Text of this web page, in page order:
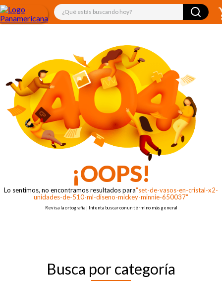
¿Qué estás buscando hoy?
¡OOPS!
Lo sentimos, no encontramos resultados para"set-de-vasos-en-cristal-x2-
unidades-de-510-ml-diseno-mickey-minnie-650037"
Revisa la ortografía | Intenta buscar con un término más general
Busca por categoría